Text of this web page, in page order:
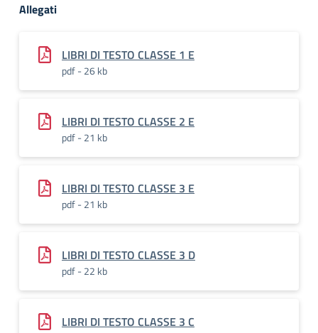
Allegati
LIBRI DI TESTO CLASSE 1 E
pdf - 26 kb
LIBRI DI TESTO CLASSE 2 E
pdf - 21 kb
LIBRI DI TESTO CLASSE 3 E
pdf - 21 kb
LIBRI DI TESTO CLASSE 3 D
pdf - 22 kb
LIBRI DI TESTO CLASSE 3 C